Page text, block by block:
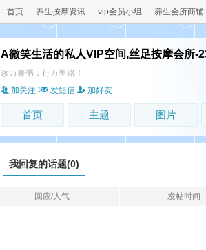
首页 养生按摩资讯 vip会员小组 养生会所商铺
A微笑生活的私人VIP空间,丝足按摩会所-
读万卷书，行万里路！
加关注
发短信 加好友
首页 主题 图片
我回复的话题(0)
回应/人气 发帖时间